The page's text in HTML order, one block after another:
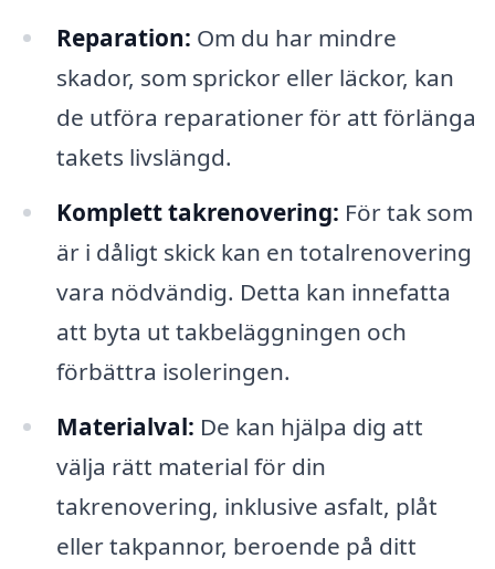
Reparation: Om du har mindre
skador, som sprickor eller läckor, kan
de utföra reparationer för att förlänga
takets livslängd.
Komplett takrenovering: För tak som
är i dåligt skick kan en totalrenovering
vara nödvändig. Detta kan innefatta
att byta ut takbeläggningen och
förbättra isoleringen.
Materialval: De kan hjälpa dig att
välja rätt material för din
takrenovering, inklusive asfalt, plåt
eller takpannor, beroende på ditt